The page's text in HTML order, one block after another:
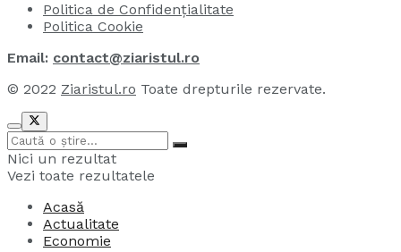
Politica de Confidențialitate
Politica Cookie
Email: contact@ziaristul.ro
© 2022 Ziaristul.ro Toate drepturile rezervate.
Nici un rezultat
Vezi toate rezultatele
Acasă
Actualitate
Economie